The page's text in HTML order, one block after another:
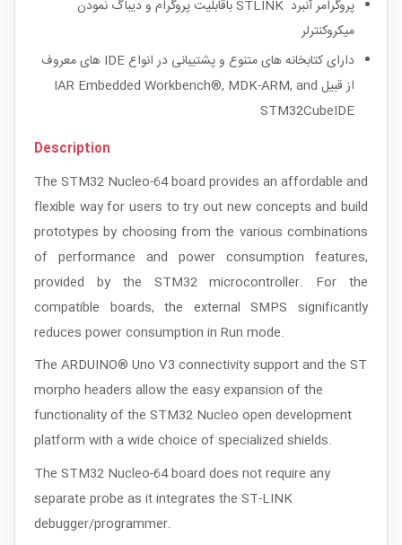
پروگرامر آنبرد STLINKباقابلیت پروگرام و دیباگ نمودن
میکروکنترلر
دارای کتابخانه های متنوع و پشتیبانی در انواع IDE های معروف
از قبیل IAR Embedded Workbench®, MDK-ARM, and
STM32CubeIDE
Description
The STM32 Nucleo-64 board provides an affordable and
flexible way for users to try out new concepts and build
prototypes by choosing from the various combinations
of performance and power consumption features,
provided by the STM32 microcontroller. For the
compatible boards, the external SMPS significantly
reduces power consumption in Run mode.
The ARDUINO® Uno V3 connectivity support and the ST
morpho headers allow the easy expansion of the
functionality of the STM32 Nucleo open development
platform with a wide choice of specialized shields.
The STM32 Nucleo-64 board does not require any
separate probe as it integrates the ST-LINK
debugger/programmer.